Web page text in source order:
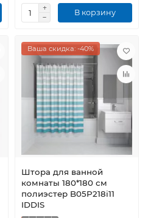
В корзину
Ваша скидка: -40%
Штора для ванной
комнаты 180*180 см
полиэстер B05P218i11
IDDIS